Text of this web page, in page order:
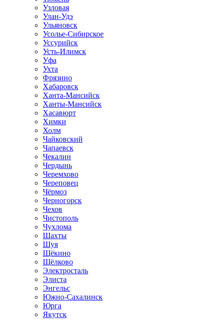
Узловая
Улан-Удэ
Ульяновск
Усолье-Сибирское
Уссурийск
Усть-Илимск
Уфа
Ухта
Фрязино
Хабаровск
Ханта-Мансийск
Ханты-Мансийск
Хасавюрт
Химки
Холм
Чайковский
Чапаевск
Чекалин
Чердынь
Черемхово
Череповец
Чёрмоз
Черногорск
Чехов
Чистополь
Чухлома
Шахты
Шуя
Щёкино
Щёлково
Электросталь
Элиста
Энгельс
Южно-Сахалинск
Юрга
Якутск